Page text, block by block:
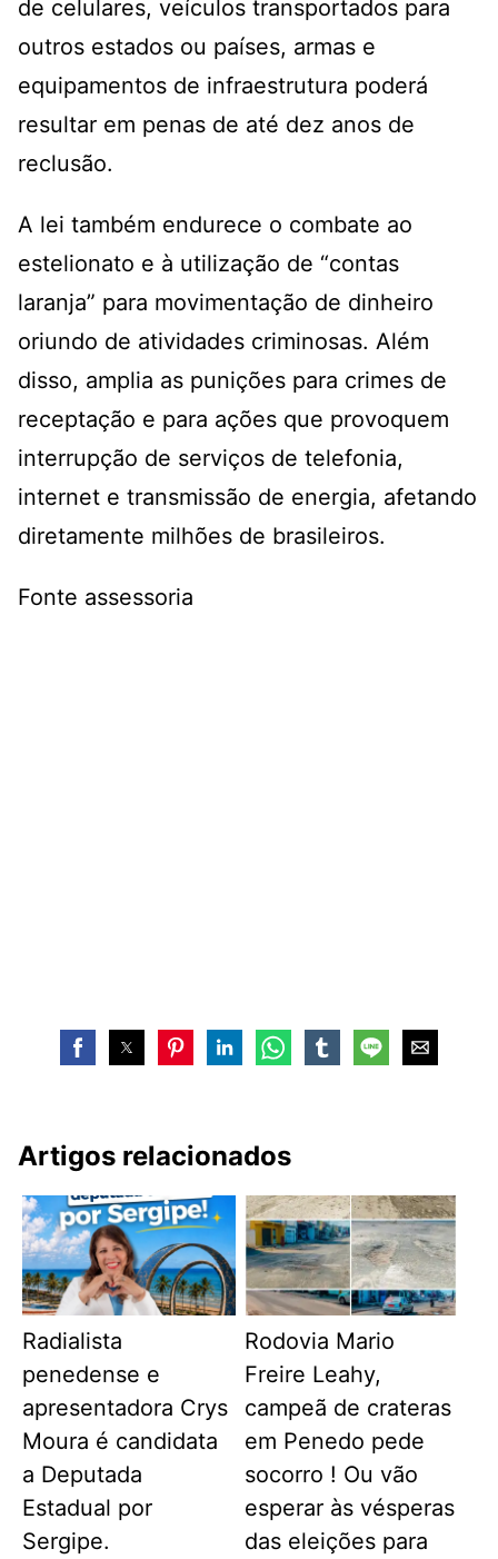
de celulares, veículos transportados para
outros estados ou países, armas e
equipamentos de infraestrutura poderá
resultar em penas de até dez anos de
reclusão.
A lei também endurece o combate ao
estelionato e à utilização de “contas
laranja” para movimentação de dinheiro
oriundo de atividades criminosas. Além
disso, amplia as punições para crimes de
receptação e para ações que provoquem
interrupção de serviços de telefonia,
internet e transmissão de energia, afetando
diretamente milhões de brasileiros.
Fonte assessoria
Artigos relacionados
Radialista
penedense e
apresentadora Crys
Moura é candidata
a Deputada
Estadual por
Sergipe.
Rodovia Mario
Freire Leahy,
campeã de crateras
em Penedo pede
socorro ! Ou vão
esperar às vésperas
das eleições para